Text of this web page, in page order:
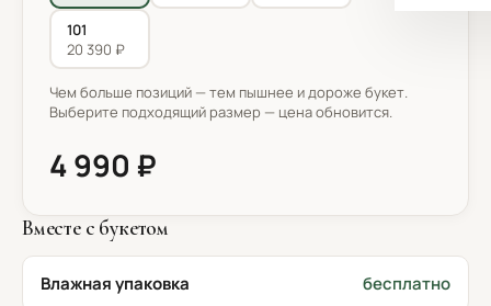
101
20 390 ₽
Чем больше позиций — тем пышнее и дороже букет.
Выберите подходящий размер — цена обновится.
4 990 ₽
Вместе с букетом
Влажная упаковка бесплатно